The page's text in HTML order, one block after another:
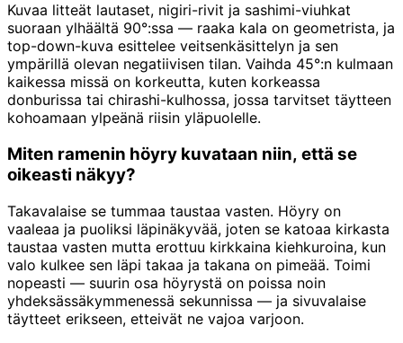
Kuvaa litteät lautaset, nigiri-rivit ja sashimi-viuhkat
suoraan ylhäältä 90°:ssa — raaka kala on geometrista, ja
top-down-kuva esittelee veitsenkäsittelyn ja sen
ympärillä olevan negatiivisen tilan. Vaihda 45°:n kulmaan
kaikessa missä on korkeutta, kuten korkeassa
donburissa tai chirashi-kulhossa, jossa tarvitset täytteen
kohoamaan ylpeänä riisin yläpuolelle.
Miten ramenin höyry kuvataan niin, että se
oikeasti näkyy?
Takavalaise se tummaa taustaa vasten. Höyry on
vaaleaa ja puoliksi läpinäkyvää, joten se katoaa kirkasta
taustaa vasten mutta erottuu kirkkaina kiehkuroina, kun
valo kulkee sen läpi takaa ja takana on pimeää. Toimi
nopeasti — suurin osa höyrystä on poissa noin
yhdeksässäkymmenessä sekunnissa — ja sivuvalaise
täytteet erikseen, etteivät ne vajoa varjoon.